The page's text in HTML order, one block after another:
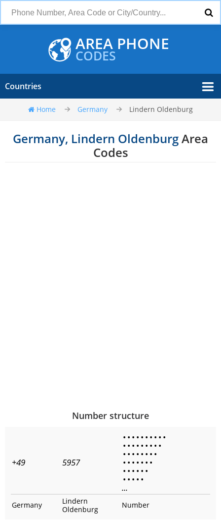
AREA PHONE
CODES
Countries
Home Germany Lindern Oldenburg
Germany, Lindern OldenburgArea
Codes
Number structure
+49 5957
• • • • • • • • • •
• • • • • • • • •
• • • • • • • •
• • • • • • •
• • • • • •
• • • • •
...
Germany
Lindern
Oldenburg
Number